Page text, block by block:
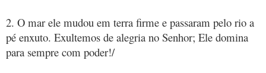
2. O mar ele mudou em terra firme e passaram pelo rio a
pé enxuto. Exultemos de alegria no Senhor; Ele domina
para sempre com poder!/